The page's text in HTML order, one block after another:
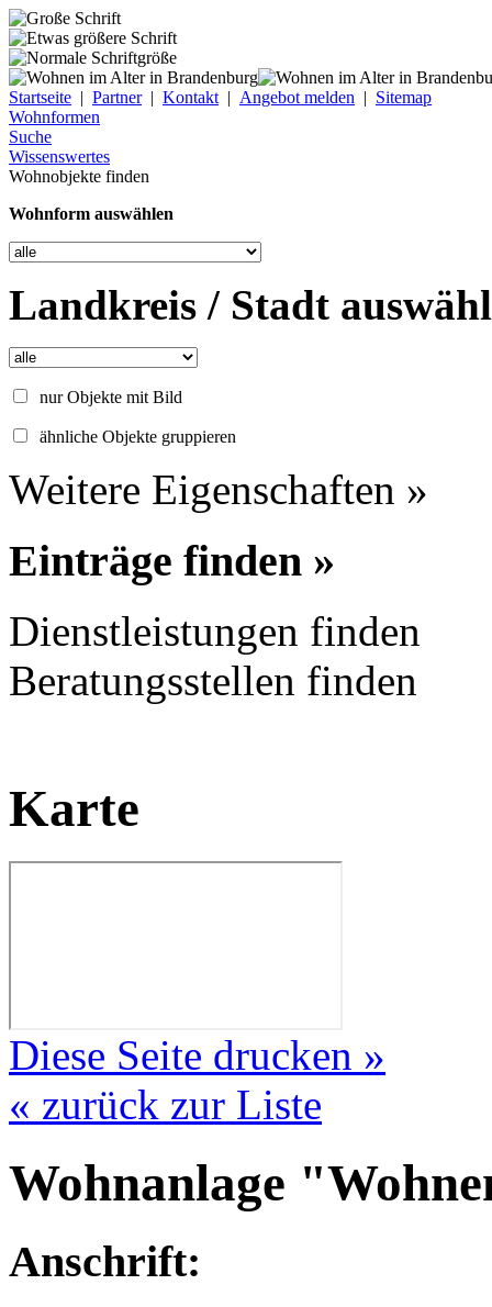
Startseite | Partner| Kontakt | Angebot melden | Sitemap
Wohnformen
Suche
Wissenswertes
Wohnobjekte finden
Wohnform auswählen
Landkreis / Stadt
nur Objekte mit Bild
ähnliche Objekte gruppieren
Weitere Eigenschaften »
Einträge finden »
Dienstleistungen finden
Beratungsstellen finden
Karte
Diese Seite drucken »
« zurück zur Liste
Wohnanlage
Anschrift: